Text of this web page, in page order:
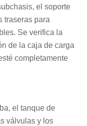
el soporte
traseras para
Se verifica la
de la caja de carga
completamente
el tanque de
válvulas y los